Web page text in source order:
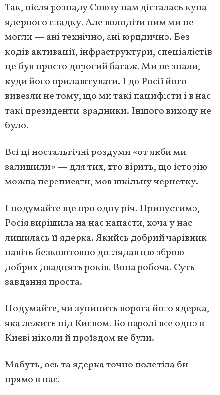
Так, після розпаду Союзу нам дісталась купа
ядерного спадку. Але володіти ним ми не
могли — ані технічно, ані юридично. Без
кодів активації, інфраструктури, спеціалістів
це був просто дорогий багаж. Ми не знали,
куди його прилаштувати. І до Росії його
вивезли не тому, що ми такі пацифісти і в нас
такі президенти-зрадники. Іншого виходу не
було.
Всі ці ностальгічні роздуми «от якби ми
залишили» — для тих, хто вірить, що історію
можна переписати, мов шкільну чернетку.
І подумайте ще про одну річ. Припустимо,
Росія вирішила на нас напасти, хоча у нас
лишилась її ядерка. Якийсь добрий чарівник
навіть безкоштовно доглядав цю зброю
добрих двадцять років. Вона робоча. Суть
завдання проста.
Подумайте, чи зупинить ворога його ядерка,
яка лежить під Києвом. Бо паролі все одно в
Києві ніколи й проїздом не були.
Мабуть, ось та ядерка точно полетіла би
прямо в нас.